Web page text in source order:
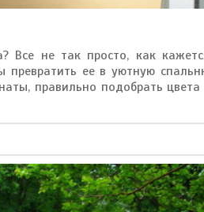
Все не так просто, как
превратить ее в уютную
правильно подобрать цвета